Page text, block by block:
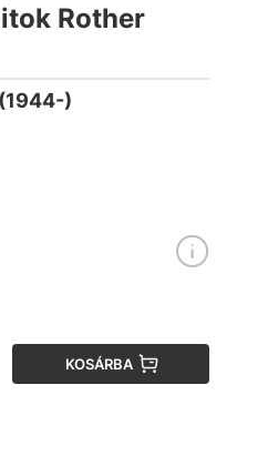
Rother
)
KOSÁRBA